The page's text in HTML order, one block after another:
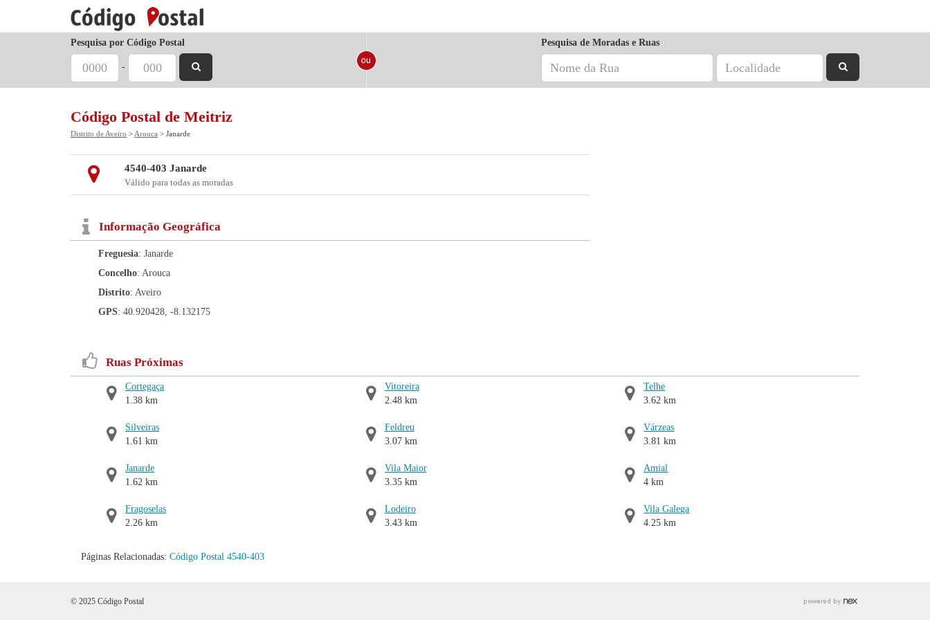
Pesquisa por Código Postal
-
Pesquisa de Moradas e Ruas
Código Postal de Meitriz
Distrito de Aveiro > Arouca > Janarde
4540-403 Janarde
Válido para todas as moradas
Informação Geográfica
Freguesia: Janarde
Concelho: Arouca
Distrito: Aveiro
GPS: 40.920428, -8.132175
Ruas Próximas
Cortegaça
1.38 km
Silveiras
1.61 km
Janarde
1.62 km
Fragoselas
2.26 km
Vitoreira
2.48 km
Feldreu
3.07 km
Vila Maior
3.35 km
Lodeiro
3.43 km
Telhe
3.62 km
Várzeas
3.81 km
Amial
4 km
Vila Galega
4.25 km
Páginas Relacionadas: Código Postal 4540-403
© 2025 Código Postal